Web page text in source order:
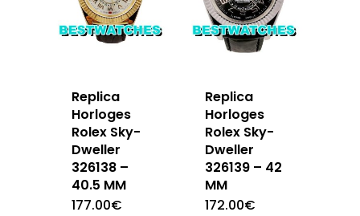
Replica
Horloges
Rolex Sky-
Dweller
326138 –
40.5 MM
177.00€
Replica
Horloges
Rolex Sky-
Dweller
326139 – 42
MM
172.00€